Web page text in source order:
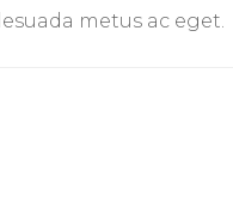
metus ac eget.